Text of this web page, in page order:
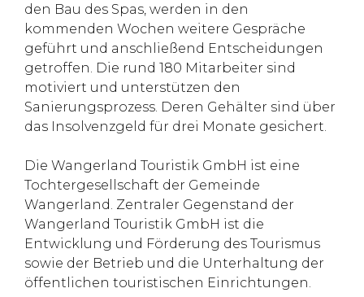
den Bau des Spas, werden in den
kommenden Wochen weitere Gespräche
geführt und anschließend Entscheidungen
getroffen. Die rund 180 Mitarbeiter sind
motiviert und unterstützen den
Sanierungsprozess. Deren Gehälter sind über
das Insolvenzgeld für drei Monate gesichert.
Die Wangerland Touristik GmbH ist eine
Tochtergesellschaft der Gemeinde
Wangerland. Zentraler Gegenstand der
Wangerland Touristik GmbH ist die
Entwicklung und Förderung des Tourismus
sowie der Betrieb und die Unterhaltung der
öffentlichen touristischen Einrichtungen.